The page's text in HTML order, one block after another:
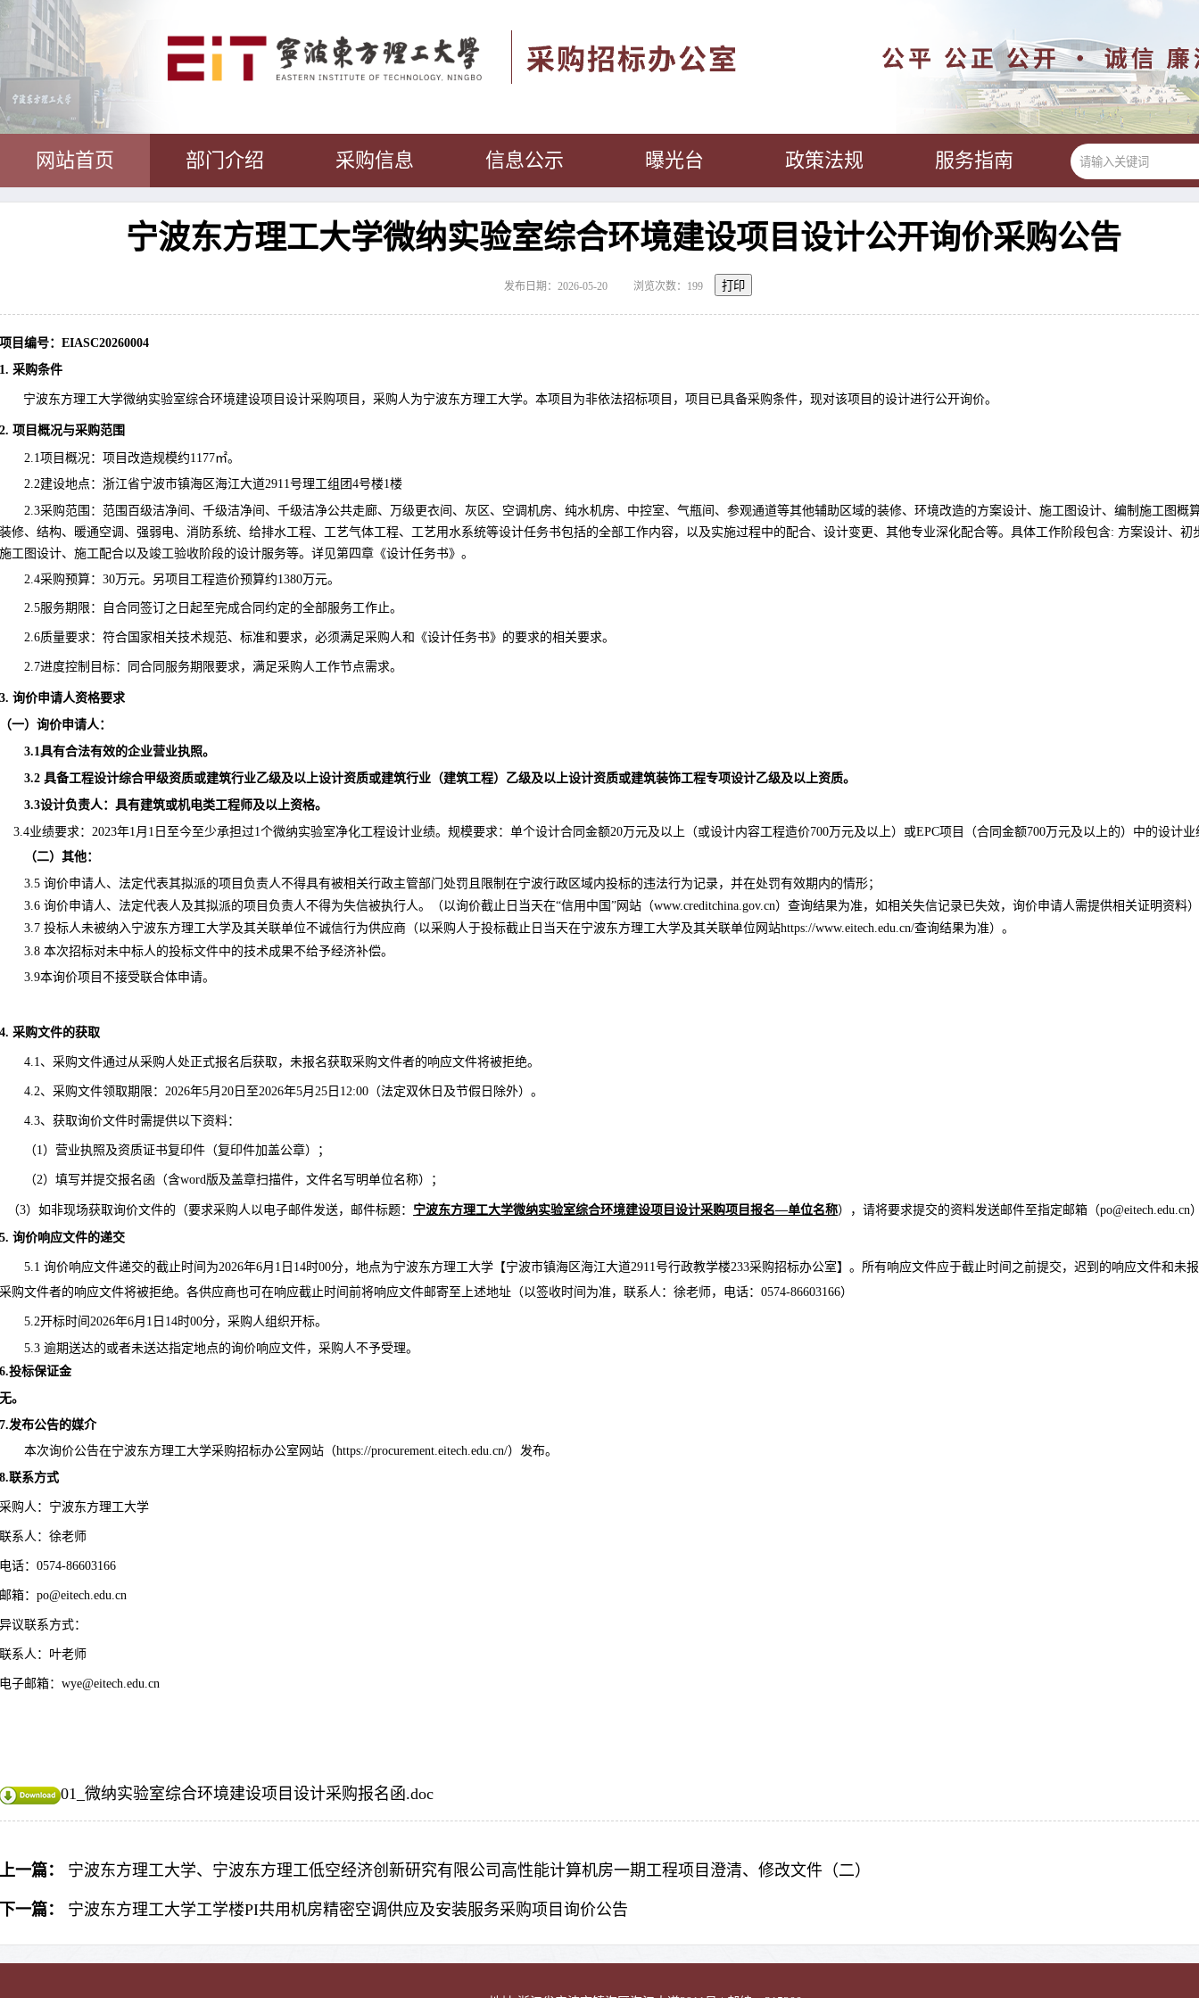
网站首页 部门介绍 采购信息 信息公示 曝光台 政策法规 服务指南
宁波东方理工大学微纳实验室综合环境建设项目设计公开询价采购公告
发布日期：2026-05-20 浏览次数： 199 打印
项目编号： EIASC20260004
1. 采购条件
宁波东方理工大学微纳实验室综合环境建设项目设计采购项目 ， 采购人为宁波东方理工大学。 本项目为非依法招标项目， 项目已具备采购条件，现对该项目的设计进行公开询价。
2. 项目概况与采购范围
2.1项目概况： 项目改造规模约1177㎡。
2.2建设地点： 浙江省宁波市镇海区海江大道2911号理工组团 4号楼1楼
2.3采购范围： 范围百级洁净间、千级洁净间、千级洁净公共走廊、万级更衣间、灰区、空调机房、纯水机房、中控室、气瓶间、参观通道等其他辅助区域的装修、环境改造的方案设计、施工图设计、编制施工图概
装修、结构、暖通空调、强弱电、消防系统、给排水工程、工艺气体工程、工艺用水系统等设计任务书包括的全部工作内容，以及实施过程中的配合、设计变更、其他专业深化配合等。 具体工作阶段包含: 方案设计、 初
施工图设计、施工配合以及竣工验收阶段的设计服务等。详见第四章《设计任务书》。
2.4采购预算： 30万元。 另项目工程造价预算约1380万元。
2.5服务期限：自合同签订之日起至完成合同约定的全部服务工作止。
2.6质量要求：符合国家相关技术规范、标准和要求，必须满足采购人和《设计任务书》的要求的相关要求。
2.7进度控制目标： 同合同服务期限要求，满足采购人工作节点需求。
3. 询价申请人资格要求
（一）询价申请人：
3.1具有合法有效的企业营业执照。
3.2 具备工程设计综合甲级资质或建筑行业乙级及以上设计资质或建筑行业（建筑工程）乙级及以上设计资质或建筑装饰工程专项设计乙级及以上资质。
3.3设计负责人：具有建筑或机电类工程师及以上资格。
3.4业绩要求： 2023年1月 1 日至今至少承担过1个微纳实验室净化工程设计业绩。 规模要求：单个设计合同金额20万元及以上（或设计内容工程造价700万元及以上）或EPC项目（合同金额700万元及以上的）中的设计业
（二）其他：
3.5 询价申请人、法定代表其拟派的项目负责人不得具有被相关行政主管部门处罚且限制在宁波行政区域内投标的违法行为记录，并在处罚有效期内的情形；
3.6 询价申请人、法定代表人及其拟派的项目负责人不得为失信被执行人。（以询价截止日当天在“信用中国”网站（www.creditchina.gov.cn）查询结果为准，如相关失信记录已失效，询价申请人需提供相关证明资料
3.7 投标人未被纳入宁波东方理工大学及其关联单位不诚信行为供应商（以采购人于投标截止日当天在宁波东方理工大学及其关联单位网站https://www.eitech.edu.cn/查询结果为准）。
3.8 本次招标对未中标人的投标文件中的技术成果不给予经济补偿。
3.9本询价项目不接受联合体申请。
4. 采购文件的获取
4.1、采购文件通过从采购人处正式报名后获取，未报名获取采购文件者的响应文件将被拒绝。
4.2、采购文件领取期限： 2026年5月 20 日至2026年5月 25 日 12:00 （法定双休日及节假日除外）。
4.3、 获取询价文件时需提供以下资料：
（1） 营业执照及资质证书复印件（复印件加盖公章） ；
（2）填写并提交报名函 （含word版及盖章扫描件，文件名写明单位名称） ；
（3）如非现场获取询价文件的（要求采购人以电子邮件发送，邮件标题： 宁波东方理工大学微纳实验室综合环境建设项目设计采购项目报名—单位名称），请将要求提交的资料发送邮件至指定邮箱 （po@eitech.edu.cn
5. 询价响应文件的递交
5.1 询价响应文件递交的截止时间为2026年6月 1 日 14时00分，地点为宁波东方理工大学【宁波市镇海区海江大道2911号行政教学楼233采购招标办公室】 。 所有响应文件应于截止时间之前提交，迟到的响应文件和未
采购文件者的响应文件将被拒绝。 各供应商也可在响应截止时间前将响应文件邮寄至 上述地址 （以签收时间为准 ， 联系人： 徐老师 ， 电话： 0574-86603166）
5.2开标时间2026年6月 1 日 14时00分， 采购人组织开标。
5.3 逾期送达的或者未送达指定地点的询价响应文件，采购人不予受理。
6.投标保证金
无。
7.发布公告的媒介
本次询价公告在宁波东方理工大学采购招标办公室网站（https://procurement.eitech.edu.cn/） 发布。
8.联系方式
采购人： 宁波东方理工大学
联系人：徐老师
电话： 0574-86603166
邮箱： po@eitech.edu.cn
异议联系方式：
联系人：叶老师
电子邮箱： wye@eitech.edu.cn
01_微纳实验室综合环境建设项目设计采购报名函.doc
上一篇： 宁波东方理工大学、宁波东方理工低空经济创新研究有限公司高性能计算机房一期工程项目澄清、修改文件（二）
下一篇： 宁波东方理工大学工学楼PI共用机房精密空调供应及安装服务采购项目询价公告